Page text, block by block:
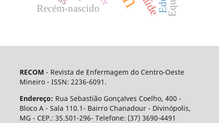
Recém-nascido
RECOM - Revista de Enfermagem do Centro-Oeste
Mineiro - ISSN: 2236-6091.
Endereço: Rua Sebastião Gonçalves Coelho, 400 -
Bloco A - Sala 110.1- Bairro Chanadour - Divinópolis,
MG - CEP.: 35.501-296- Telefone: (37) 3690-4491